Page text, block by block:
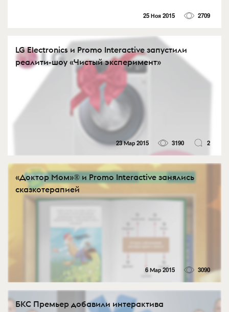
25 Ноя 2015 2709
LG Electronics и Promo Interactive запустили
реалити-шоу «Чистый эксперимент»
23 Мар 2015 3190 2
«Доктор Мом»® и Promo Interactive занялись
сказкотерапией
6 Мар 2015 3090
БКС Премьер добавили интерактива